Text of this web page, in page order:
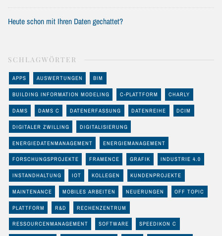
Heute schon mit Ihren Daten gechattet?
SCHLAGWÖRTER
APPS AUSWERTUNGEN BIM
BUILDING INFORMATION MODELING C-PLATTFORM CHARLY
DAMS DAMS C DATENERFASSUNG DATENREIHE DCIM
DIGITALER ZWILLING DIGITALISIERUNG
ENERGIEDATENMANAGEMENT ENERGIEMANAGEMENT
FORSCHUNGSPROJEKTE FRAMENCE GRAFIK INDUSTRIE 4.0
INSTANDHALTUNG IOT KOLLEGEN KUNDENPROJEKTE
MAINTENANCE MOBILES ARBEITEN NEUERUNGEN OFF TOPIC
PLATTFORM R&D RECHENZENTRUM
RESSOURCENMANAGEMENT SOFTWARE SPEEDIKON C